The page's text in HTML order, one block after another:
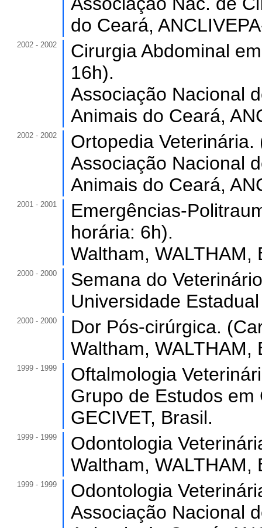
do Ceará,
2002 - 2002
Cirurgia Abdominal
16h).
Associação Nacional
Animais do Ceará,
2002 - 2002
Ortopedia
Associação Nacional
Animais do Ceará,
2001 - 2001
Emergências-
horária: 6h).
Waltham, WALTHAM,
2000 - 2000
Semana do
Universidade
2000 - 2000
Dor Pós-cirúrgica.
Waltham, WALTHAM,
1999 - 1999
Oftalmologia
Grupo de Estudos
GECIVET, Brasil.
1999 - 1999
Odontologia
Waltham, WALTHAM,
1999 - 1999
Odontologia
Associação Nacional